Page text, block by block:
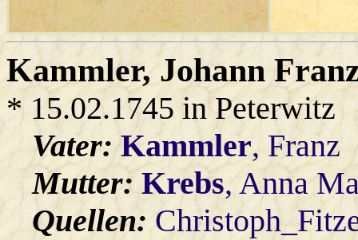
Kammler, Johann
* 15.02.1745 in Peterwitz
Vater:Kammler, Franz
Mutter:Krebs, Anna
Quellen: